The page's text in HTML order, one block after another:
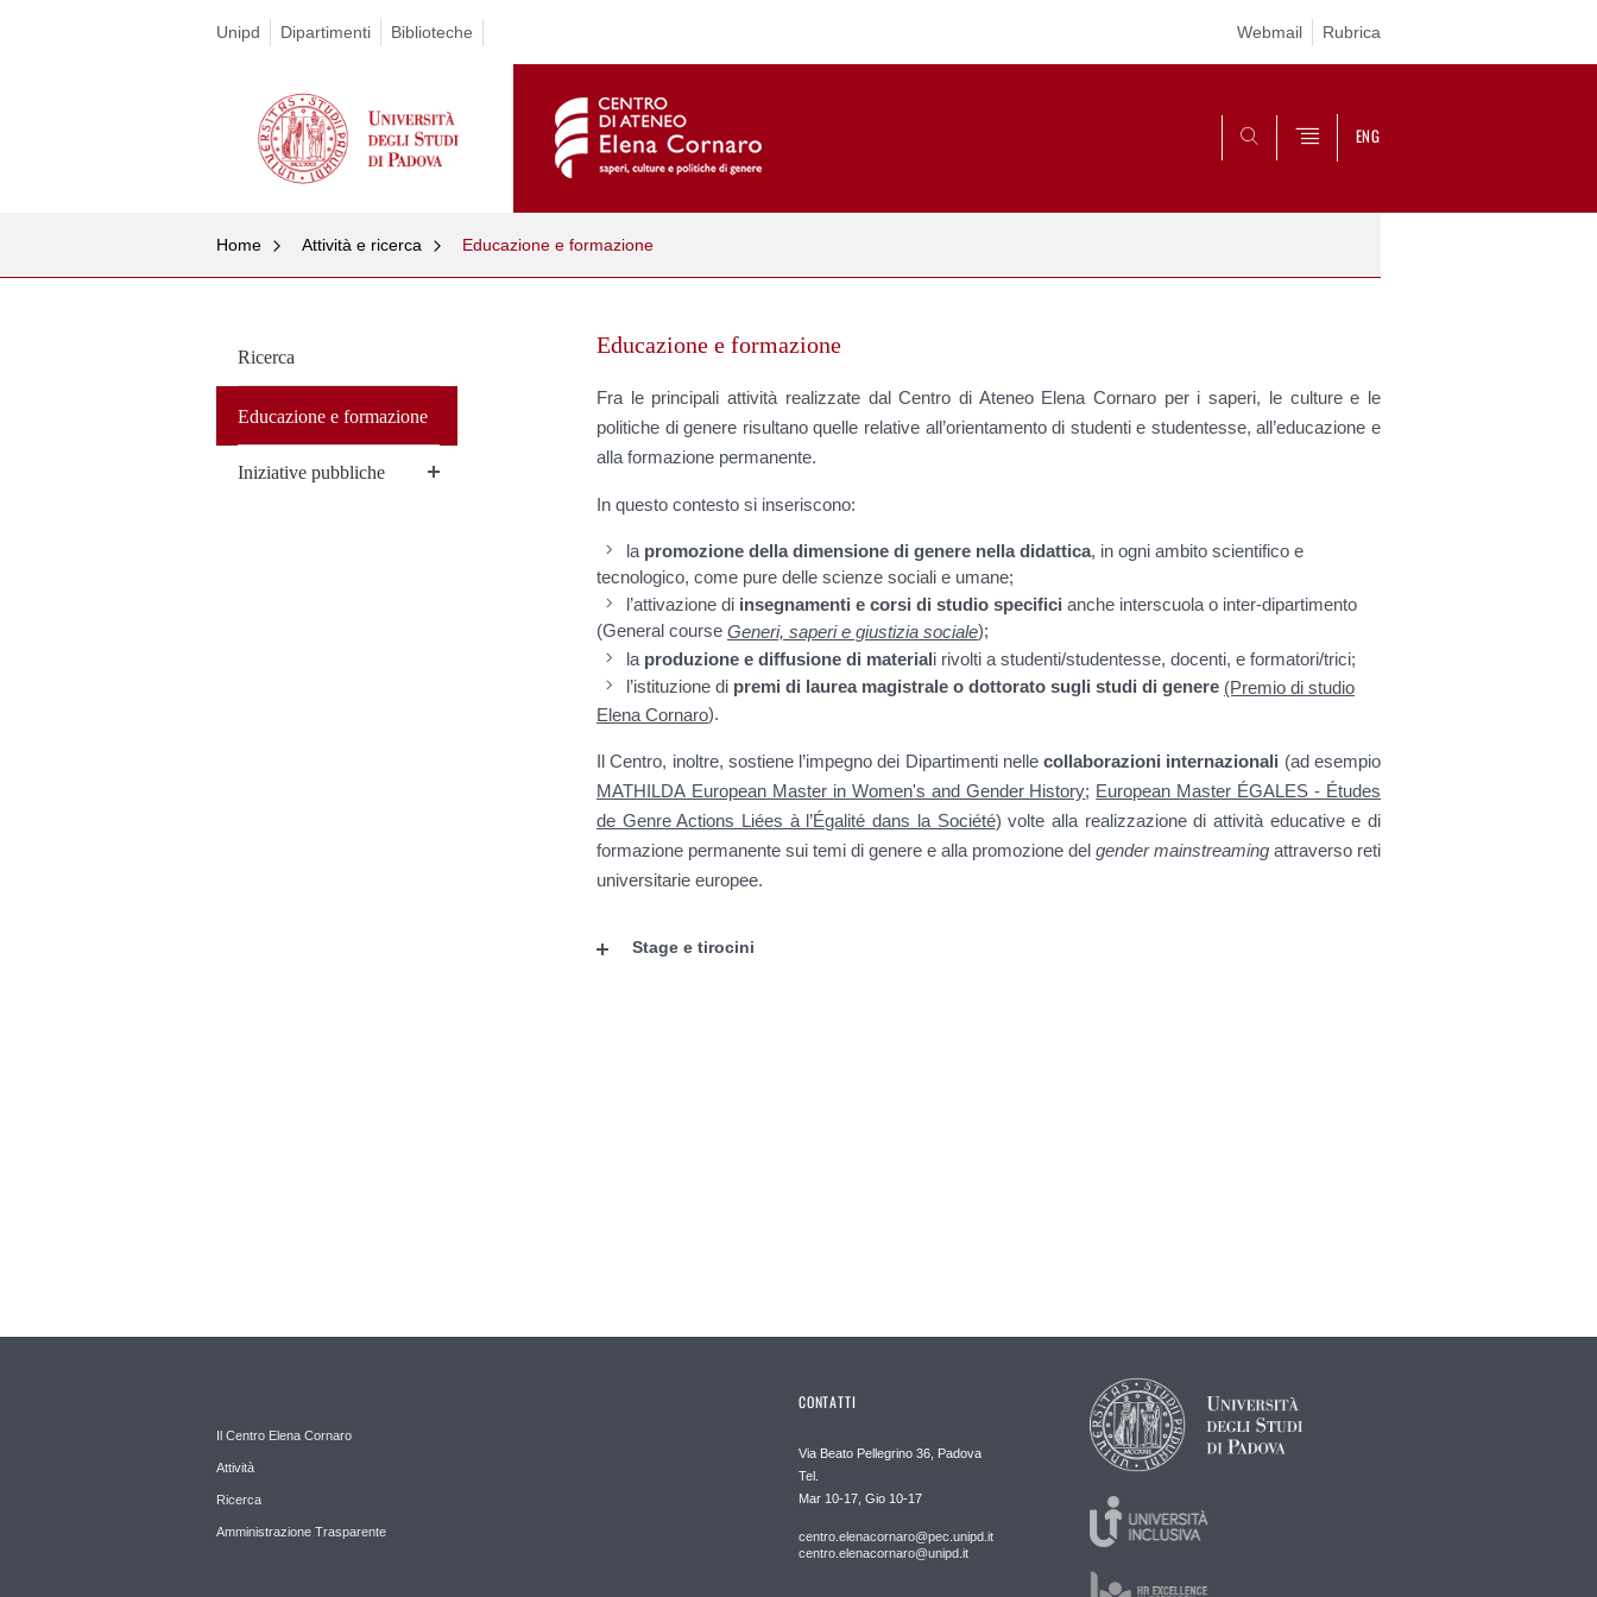
Unipd Dipartimenti Biblioteche Webmail Rubrica
ENG
Home Attività e ricerca Educazione e formazione
Ricerca
Educazione e formazione
Iniziative pubbliche
Educazione e formazione
Fra le principali attività realizzate dal Centro di Ateneo Elena Cornaro per i saperi, le culture e le
politiche di genere risultano quelle relative all’orientamento di studenti e studentesse, all’educazione e
alla formazione permanente.
In questo contesto si inseriscono:
la promozione della dimensione di genere nella didattica, in ogni ambito scientifico e
tecnologico, come pure delle scienze sociali e umane;
l’attivazione di insegnamenti e corsi di studio specifici anche interscuola o inter-dipartimento
(General course Generi, saperi e giustizia sociale);
la produzione e diffusione di materiali rivolti a studenti/studentesse, docenti, e formatori/trici;
l’istituzione di premi di laurea magistrale o dottorato sugli studi di genere (Premio di studio
Elena Cornaro).
Il Centro, inoltre, sostiene l’impegno dei Dipartimenti nellecollaborazioni internazionali (ad esempio
MATHILDA European Master in Women's and Gender History; European Master ÉGALES - Études
de Genre Actions Liées à l’Égalité dans la Société) volte alla realizzazione di attività educative e di
formazione permanente sui temi di genere e alla promozione del gender mainstreaming attraverso reti
universitarie europee.
Stage e tirocini
Il Centro Elena Cornaro
Attività
Ricerca
Amministrazione Trasparente
CONTATTI
Via Beato Pellegrino 36, Padova
Tel.
Mar 10-17, Gio 10-17
centro.elenacornaro@pec.unipd.it
centro.elenacornaro@unipd.it